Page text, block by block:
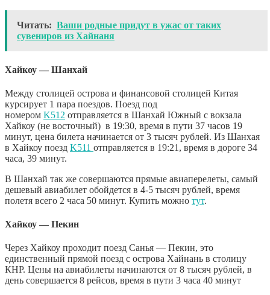
Читать: Ваши родные придут в ужас от таких
сувениров из Хайнаня
Хайкоу — Шанхай
Между столицей острова и финансовой столицей Китая
курсирует 1 пара поездов. Поезд под
номером K512 отправляется в Шанхай Южный с вокзала
Хайкоу (не восточный) в 19:30, время в пути 37 часов 19
минут, цена билета начинается от 3 тысяч рублей. Из Шанхая
в Хайкоу поезд K511 отправляется в 19:21, время в дороге 34
часа, 39 минут.
В Шанхай так же совершаются прямые авиаперелеты, самый
дешевый авиабилет обойдется в 4-5 тысяч рублей, время
полетя всего 2 часа 50 минут. Купить можно тут.
Хайкоу — Пекин
Через Хайкоу проходит поезд Санья — Пекин, это
единственный прямой поезд с острова Хайнань в столицу
КНР. Цены на авиабилеты начинаются от 8 тысяч рублей, в
день совершается 8 рейсов, время в пути 3 часа 40 минут